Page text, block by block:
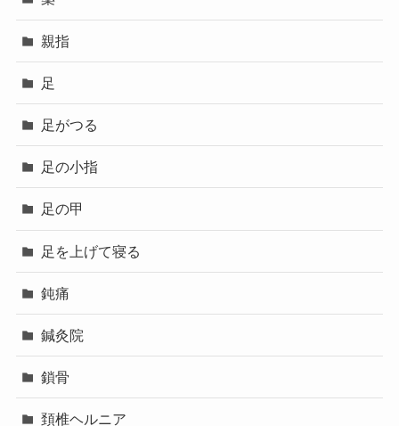
親指
足
足がつる
足の小指
足の甲
足を上げて寝る
鈍痛
鍼灸院
鎖骨
頚椎ヘルニア